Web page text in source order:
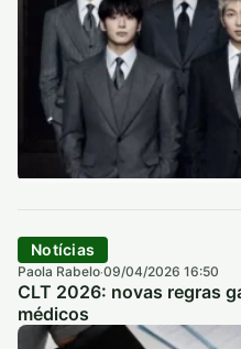
Notícias
Paola Rabelo·09/04/2026 16:50
CLT 2026: novas regras
médicos